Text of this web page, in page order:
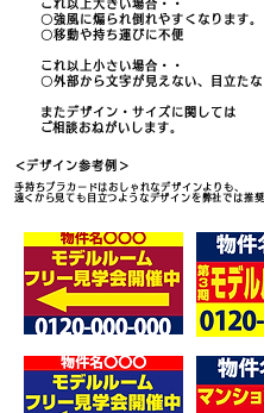
これ以上大きい場合・・
〇強風に煽られ倒れやすくなります。
​〇移動や持ち運びに不便
これ以上小さい場合・・
〇外部から文字が見えない、目立たな
またデザイン・サイズに関しては
​ご相談おねがいします。
​＜デザイン参考例＞
手持ちプラカードはおしゃれなデザインよりも、
遠くから見ても目立つようなデザインを弊社では推奨